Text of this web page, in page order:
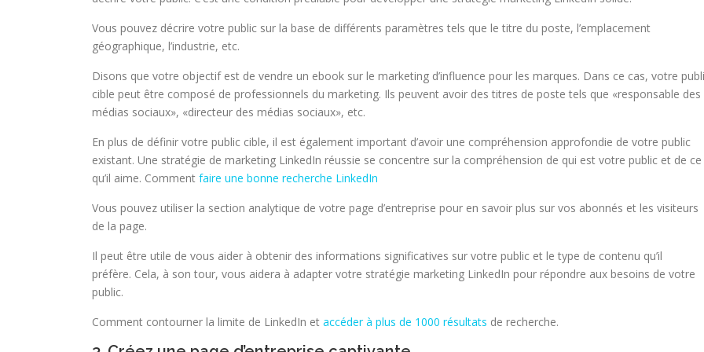
Vous pouvez décrire votre public sur la base de différents paramètres tels que le titre du poste, l’emplacement
géographique, l’industrie, etc.
Disons que votre objectif est de vendre un ebook sur le marketing d’influence pour les marques. Dans ce cas, votre
cible peut être composé de professionnels du marketing. Ils peuvent avoir des titres de poste tels que «responsable des
médias sociaux», «directeur des médias sociaux», etc.
En plus de définir votre public cible, il est également important d’avoir une compréhension approfondie de votre public
existant. Une stratégie de marketing LinkedIn réussie se concentre sur la compréhension de qui est votre public et de ce
qu’il aime. Comment faire une bonne recherche LinkedIn
Vous pouvez utiliser la section analytique de votre page d’entreprise pour en savoir plus sur vos abonnés et les visiteurs
de la page.
Il peut être utile de vous aider à obtenir des informations significatives sur votre public et le type de contenu qu’il
préfère. Cela, à son tour, vous aidera à adapter votre stratégie marketing LinkedIn pour répondre aux besoins de votre
public.
Comment contourner la limite de LinkedIn et accéder à plus de 1000 résultats de recherche.